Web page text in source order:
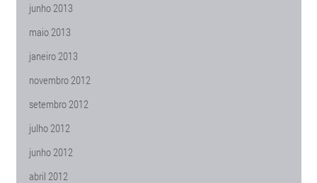
junho 2013
maio 2013
janeiro 2013
novembro 2012
setembro 2012
julho 2012
junho 2012
abril 2012